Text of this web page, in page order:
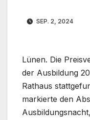
SEP. 2, 2024
Lünen. Die
der Ausbildung
Rathaus
markierte den